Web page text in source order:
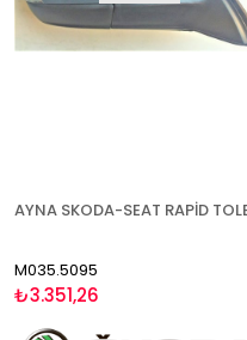
M035.5095
₺3.351,26